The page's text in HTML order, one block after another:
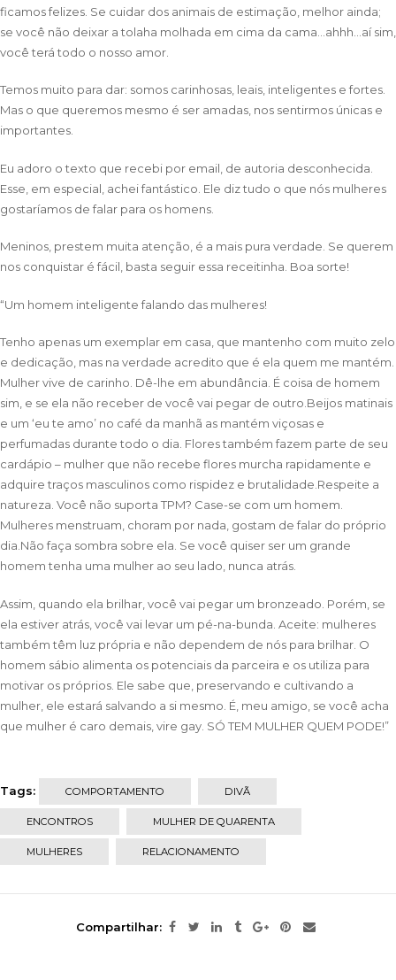
ficamos felizes. Se cuidar dos animais de estimação, melhor ainda;
se você não deixar a tolaha molhada em cima da cama…ahhh…aí sim,
você terá todo o nosso amor.
Temos muito para dar: somos carinhosas, leais, inteligentes e fortes.
Mas o que queremos mesmo é ser amadas, nos sentirmos únicas e
importantes.
Eu adoro o texto que recebi por email, de autoria desconhecida.
Esse, em especial, achei fantástico. Ele diz tudo o que nós mulheres
gostaríamos de falar para os homens.
Meninos, prestem muita atenção, é a mais pura verdade. Se querem
nos conquistar é fácil, basta seguir essa receitinha. Boa sorte!
“Um homem inteligente falando das mulheres!
Tenho apenas um exemplar em casa, que mantenho com muito zelo
e dedicação, mas na verdade acredito que é ela quem me mantém.
Mulher vive de carinho. Dê-lhe em abundância. É coisa de homem
sim, e se ela não receber de você vai pegar de outro.Beijos matinais
e um ‘eu te amo’ no café da manhã as mantém viçosas e
perfumadas durante todo o dia. Flores também fazem parte de seu
cardápio – mulher que não recebe flores murcha rapidamente e
adquire traços masculinos como rispidez e brutalidade.Respeite a
natureza. Você não suporta TPM? Case-se com um homem.
Mulheres menstruam, choram por nada, gostam de falar do próprio
dia.Não faça sombra sobre ela. Se você quiser ser um grande
homem tenha uma mulher ao seu lado, nunca atrás.
Assim, quando ela brilhar, você vai pegar um bronzeado. Porém, se
ela estiver atrás, você vai levar um pé-na-bunda. Aceite: mulheres
também têm luz própria e não dependem de nós para brilhar. O
homem sábio alimenta os potenciais da parceira e os utiliza para
motivar os próprios. Ele sabe que, preservando e cultivando a
mulher, ele estará salvando a si mesmo. É, meu amigo, se você acha
que mulher é caro demais, vire gay. SÓ TEM MULHER QUEM PODE!”
Tags: COMPORTAMENTO DIVÃ
ENCONTROS MULHER DE QUARENTA
MULHERES RELACIONAMENTO
Compartilhar: